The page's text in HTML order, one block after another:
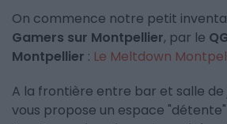
On commence notre petit
Gamers sur Montpellier, par le
Montpellier : Le Meltdown
A la frontière entre bar et salle de
vous propose un espace